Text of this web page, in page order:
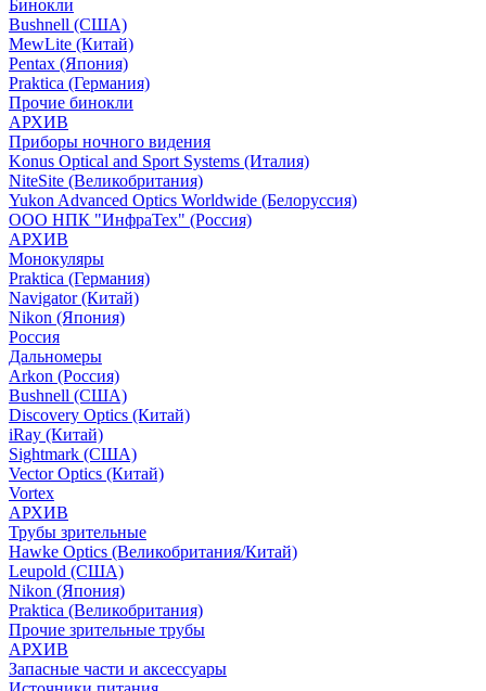
Бинокли
Bushnell (США)
MewLite (Китай)
Pentax (Япония)
Praktica (Германия)
Прочие бинокли
АРХИВ
Приборы ночного видения
Konus Optical and Sport Systems (Италия)
NiteSite (Великобритания)
Yukon Advanced Optics Worldwide (Белоруссия)
ООО НПК "ИнфраТех" (Россия)
АРХИВ
Монокуляры
Praktica (Германия)
Navigator (Китай)
Nikon (Япония)
Россия
Дальномеры
Arkon (Россия)
Bushnell (США)
Discovery Optics (Китай)
iRay (Китай)
Sightmark (США)
Vector Optics (Китай)
Vortex
АРХИВ
Трубы зрительные
Hawke Optics (Великобритания/Китай)
Leupold (США)
Nikon (Япония)
Praktica (Великобритания)
Прочие зрительные трубы
АРХИВ
Запасные части и аксессуары